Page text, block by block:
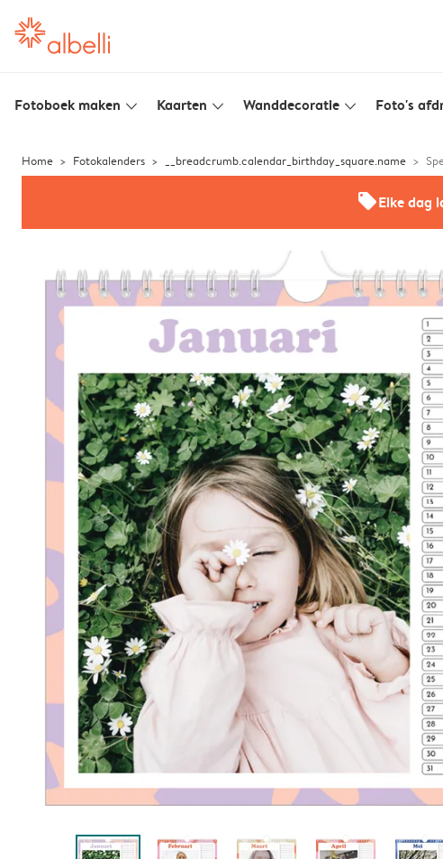
Fotoboek maken slim_arrow_down Kaarten slim_arrow_down Wanddecoratie slim_arrow_down Foto's
Home Fotokalenders __breadcrumb.calendar_birthday_square.name
offersElke dag